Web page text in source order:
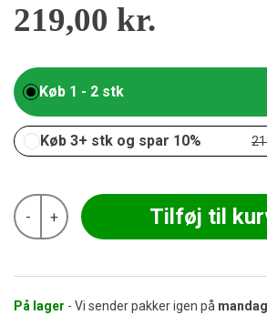
219,00 kr.
Køb 1 - 2 stk
Køb 3+ stk og spar 10%
-
Ancient
Hyben
antal
+ Tilføj til
På lager - Vi sender pakker igen på mandag